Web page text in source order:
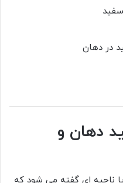
در دهان
دهان و
ناحیه ای گفته می شود که